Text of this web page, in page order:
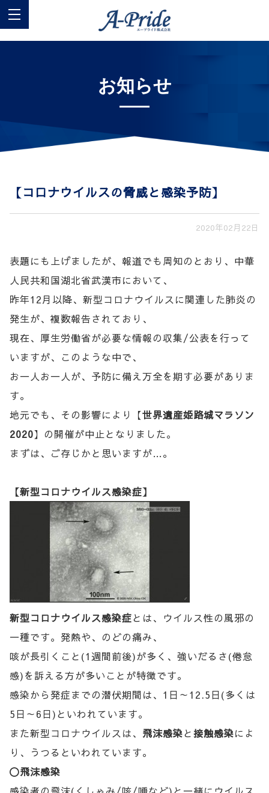
お知らせ
【コロナウイルスの脅威と感染予防】
2020年02月22日
表題にも上げましたが、報道でも周知のとおり、中華
人民共和国湖北省武漢市において、
昨年12月以降、新型コロナウイルスに関連した肺炎の
発生が、複数報告されており、
現在、厚生労働省が必要な情報の収集/公表を行って
いますが、このような中で、
お一人お一人が、予防に備え万全を期す必要がありま
す。
地元でも、その影響により【世界遺産姫路城マラソン
2020】の開催が中止となりました。
まずは、ご存じかと思いますが…。
【新型コロナウイルス感染症】
新型コロナウイルス感染症とは、ウイルス性の風邪の
一種です。発熱や、のどの痛み、
咳が長引くこと(1週間前後)が多く、強いだるさ(倦怠
感)を訴える方が多いことが特徴です。
感染から発症までの潜伏期間は、1日～12.5日(多くは
5日～6日)といわれています。
また新型コロナウイルスは、 飛沫感染と接触感染によ
り、うつるといわれています。
〇飛沫感染